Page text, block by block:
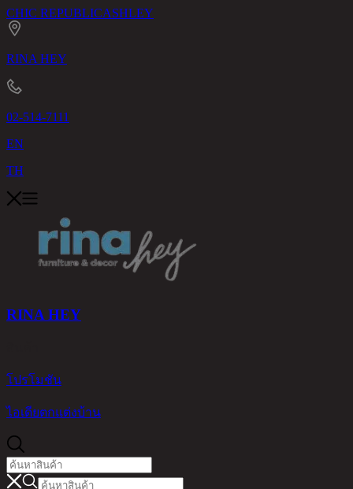
CHIC REPUBLICASHLEY
RINA HEY
02-514-7111
EN
TH
RINA HEY
โปรโมชัน
ไอเดียตกแต่งบ้าน